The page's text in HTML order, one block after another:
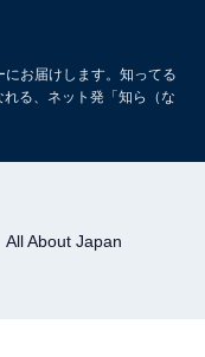
お届けします。知ってる
る、ネット発「知ら（な
All About Japan